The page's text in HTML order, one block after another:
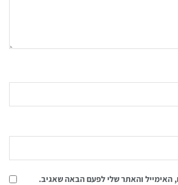
והאתר שלי לפעם הבאה שאגיב.